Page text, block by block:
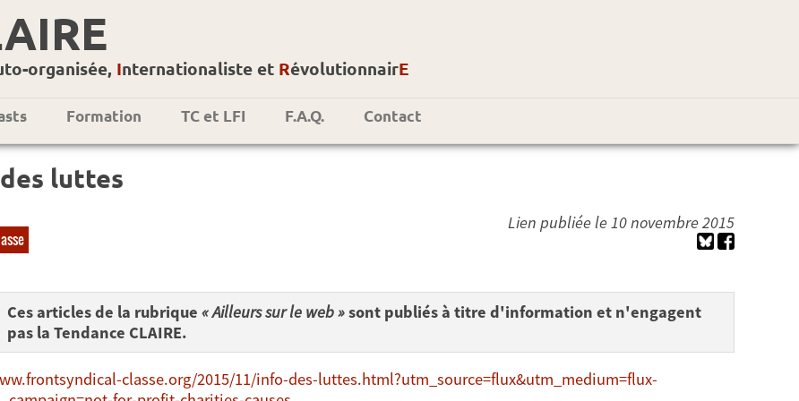
organisée, Internationaliste et RévolutionnairE
Formation TC et LFI F.A.Q. Contact
luttes
Lien publiée le 10 novembre 2015
Ces articles de la rubrique « Ailleurs sur le web »sont publiés à titre d'information et n'engagent
pas la Tendance CLAIRE.
classe.org/2015/11/info-des-luttes.html?utm_source=flux&utm_medium=flux-